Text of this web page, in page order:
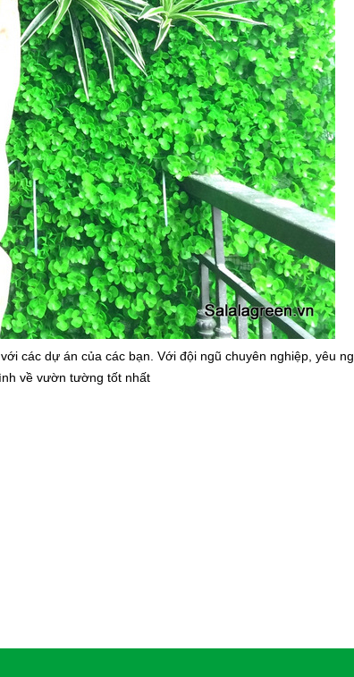
các dự án của các bạn. Với đội ngũ chuyên nghiệp, yêu
về vườn tường tốt nhất